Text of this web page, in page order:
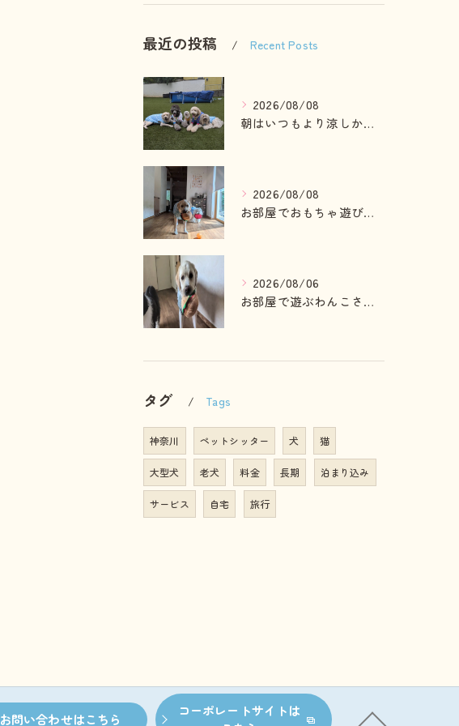
最近の投稿 Recent Posts
2026/08/08
朝はいつもより涼しかったのでお散歩も行けました😄
2026/08/08
お部屋でおもちゃ遊びしている2ぴき🩷
2026/08/06
お部屋で遊ぶわんこさん💓
タグ Tags
神奈川 ペットシッター 犬 猫
大型犬 老犬 料金 長期 泊まり込み
サービス 自宅 旅行
お問い合わせはこちら
コーポレートサイトは